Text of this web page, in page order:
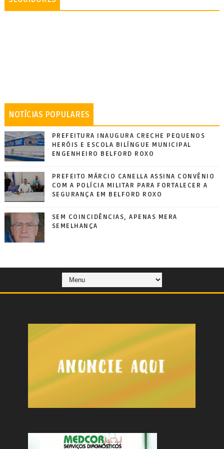
NOTÍCIAS POPULARES
PREFEITURA INAUGURA CRECHE PEQUENOS
HERÓIS E ESCOLA BILÍNGUE MUNICIPAL
ENGENHEIRO BELFORD ROXO
PREFEITO MÁRCIO CANELLA ASSINA CONVÊNIO
COM A POLÍCIA MILITAR PARA FORTALECER A
SEGURANÇA EM BELFORD ROXO
SEM COINCIDÊNCIAS, APENAS MERA
SEMELHANÇA